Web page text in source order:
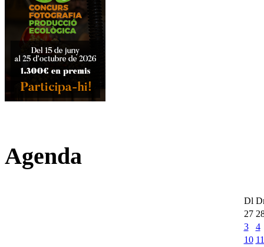
Agenda
Dl
27
3
4
10 11